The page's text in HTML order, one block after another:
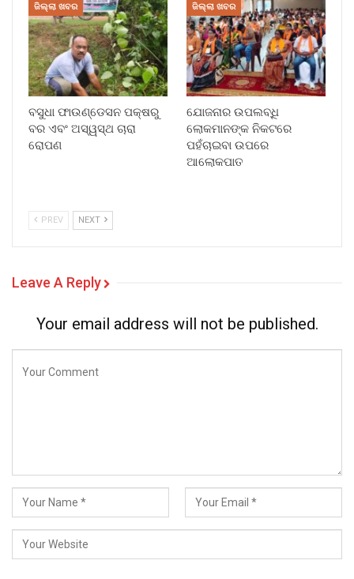
ଜିଲ୍ଲା ଖବର
ବସୁଧା ଫାଉଣ୍ଡେସନ ପକ୍ଷରୁ
ବର ଏବଂ ଅସ୍ୱସ୍ଥ ଚାରା
ରୋପଣ
ଜିଲ୍ଲା ଖବର
ଯୋଜନାର ଉପଲବ୍ଧି
ଲୋକମାନଙ୍କ ନିକଟରେ
ପହଁଚାଇବା ଉପରେ
ଆଲୋକପାତ
PREV NEXT
Leave A Reply
Your email address will not be published.